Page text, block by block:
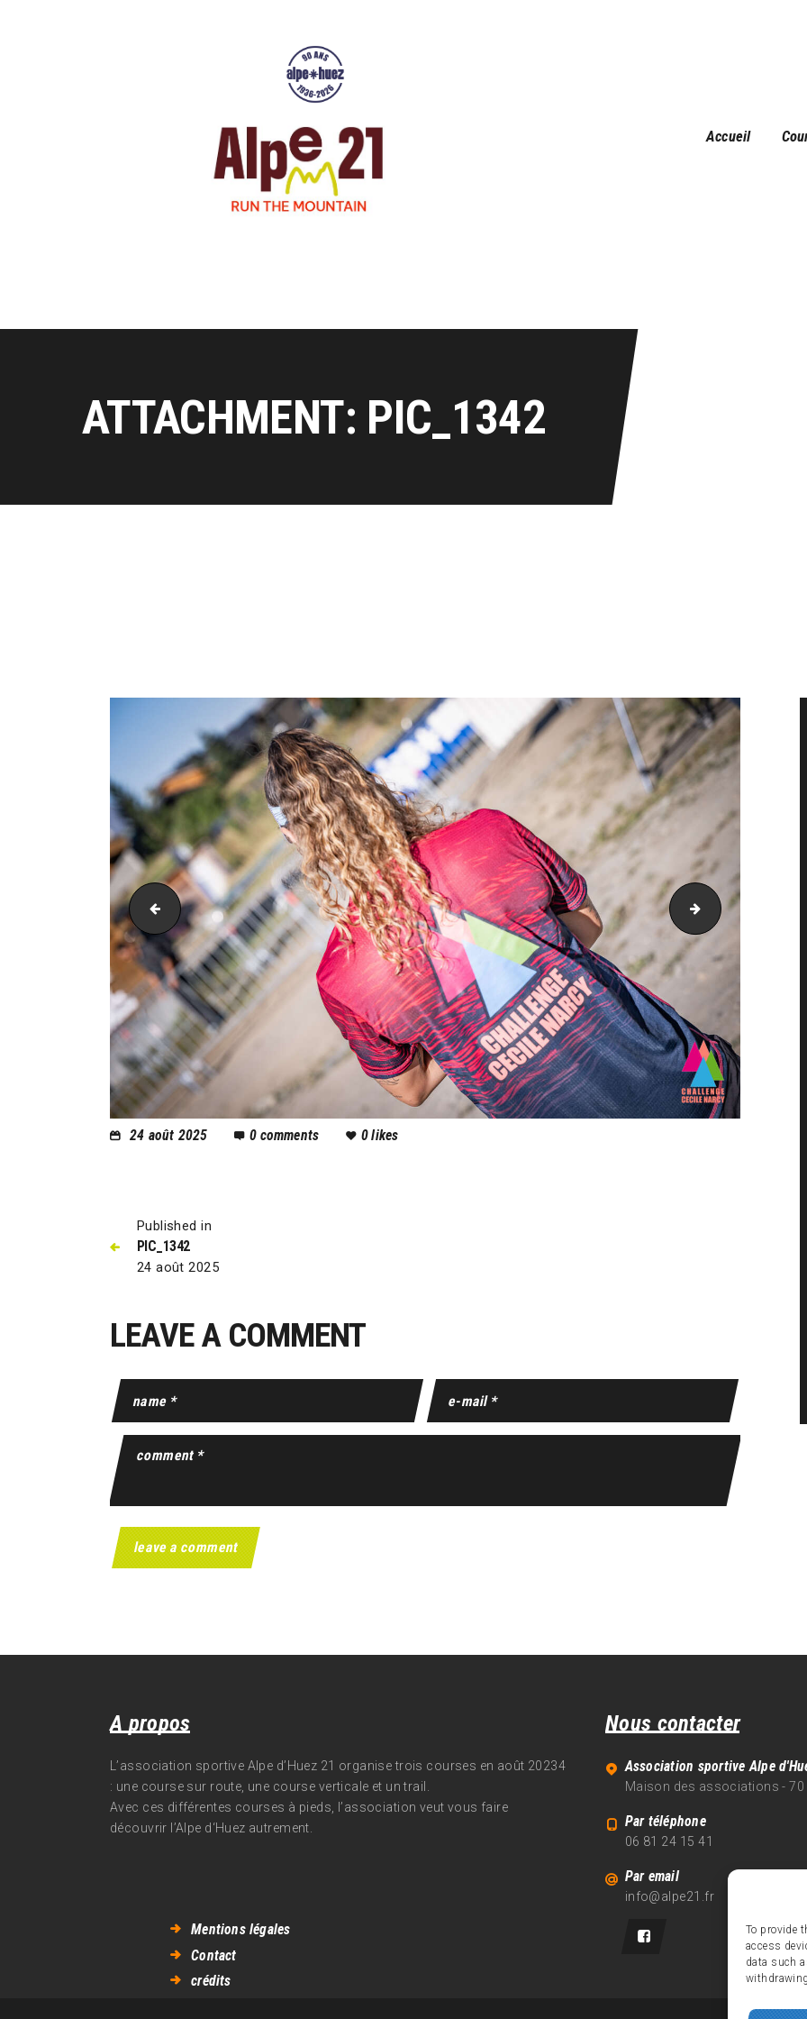
To provide
access
data such
Accueil
ATTACHMENT: PIC_1342
AH21_26056 PIC_1351
24 août 2025 0 comments 0likes
Published in
PIC_1342
24 août 2025
LEAVE A COMMENT
A propos
L’association sportive Alpe d’Huez 21 organise trois courses en août 20234
: une course sur route, une course verticale et un trail.
Avec ces différentes courses à pieds, l’association veut vous faire
découvrir l’Alpe d‘Huez autrement.
Nous contacter
Association sportive Alpe
Maison des associations - 70
Par téléphone
06 81 24 15 41
Par email
info@alpe21.fr
Mentions légales
Contact
crédits